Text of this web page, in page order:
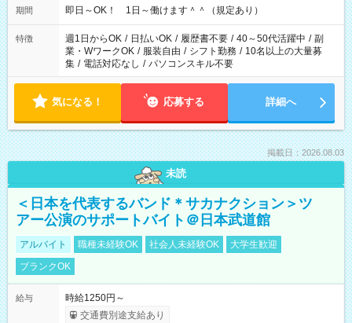
期間 即日～OK！ 1日～働けます＾＾（規定あり）
特徴 週1日からOK / 日払いOK / 履歴書不要 / 40～50代活躍中 / 副
業・WワークOK / 服装自由 / シフト勤務 / 10名以上の大量募
集 / 電話対応なし / パソコンスキル不要
気になる！ 応募する 詳細へ
掲載日：2026.08.03
未読
＜日本を代表するバンド＊サカナクション＞ツ
アー公演のサポートバイト＠日本武道館
アルバイト 職種未経験OK 社会人未経験OK
大学生歓迎
ブランクOK
給与
時給1250円～
交通費別途支給あり